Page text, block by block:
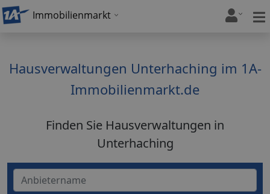
Immobilienmarkt
Hausverwaltungen Unterhaching im 1A-
Immobilienmarkt.de
Finden Sie Hausverwaltungen in
Unterhaching